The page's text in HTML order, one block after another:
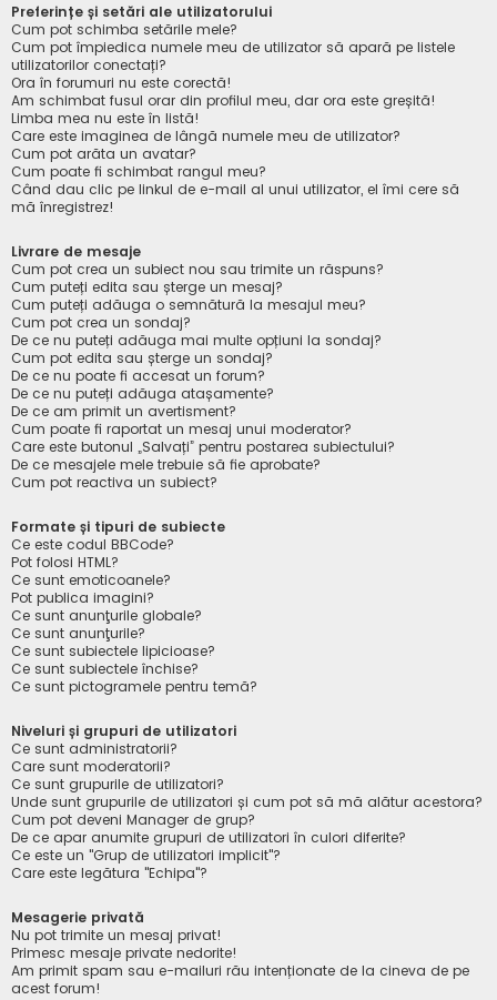
Preferințe și setări ale utilizatorului
Cum pot schimba setările mele?
Cum pot împiedica numele meu de utilizator să apară pe listele
utilizatorilor conectați?
Ora în forumuri nu este corectă!
Am schimbat fusul orar din profilul meu, dar ora este greșită!
Limba mea nu este în listă!
Care este imaginea de lângă numele meu de utilizator?
Cum pot arăta un avatar?
Cum poate fi schimbat rangul meu?
Când dau clic pe linkul de e-mail al unui utilizator, el îmi cere să
mă înregistrez!
Livrare de mesaje
Cum pot crea un subiect nou sau trimite un răspuns?
Cum puteți edita sau șterge un mesaj?
Cum puteți adăuga o semnătură la mesajul meu?
Cum pot crea un sondaj?
De ce nu puteți adăuga mai multe opțiuni la sondaj?
Cum pot edita sau șterge un sondaj?
De ce nu poate fi accesat un forum?
De ce nu puteți adăuga atașamente?
De ce am primit un avertisment?
Cum poate fi raportat un mesaj unui moderator?
Care este butonul „Salvați” pentru postarea subiectului?
De ce mesajele mele trebuie să fie aprobate?
Cum pot reactiva un subiect?
Formate și tipuri de subiecte
Ce este codul BBCode?
Pot folosi HTML?
Ce sunt emoticoanele?
Pot publica imagini?
Ce sunt anunţurile globale?
Ce sunt anunţurile?
Ce sunt subiectele lipicioase?
Ce sunt subiectele închise?
Ce sunt pictogramele pentru temă?
Niveluri și grupuri de utilizatori
Ce sunt administratorii?
Care sunt moderatorii?
Ce sunt grupurile de utilizatori?
Unde sunt grupurile de utilizatori și cum pot să mă alătur acestora?
Cum pot deveni Manager de grup?
De ce apar anumite grupuri de utilizatori în culori diferite?
Ce este un "Grup de utilizatori implicit"?
Care este legătura "Echipa"?
Mesagerie privată
Nu pot trimite un mesaj privat!
Primesc mesaje private nedorite!
Am primit spam sau e-mailuri rău intenționate de la cineva de pe
acest forum!